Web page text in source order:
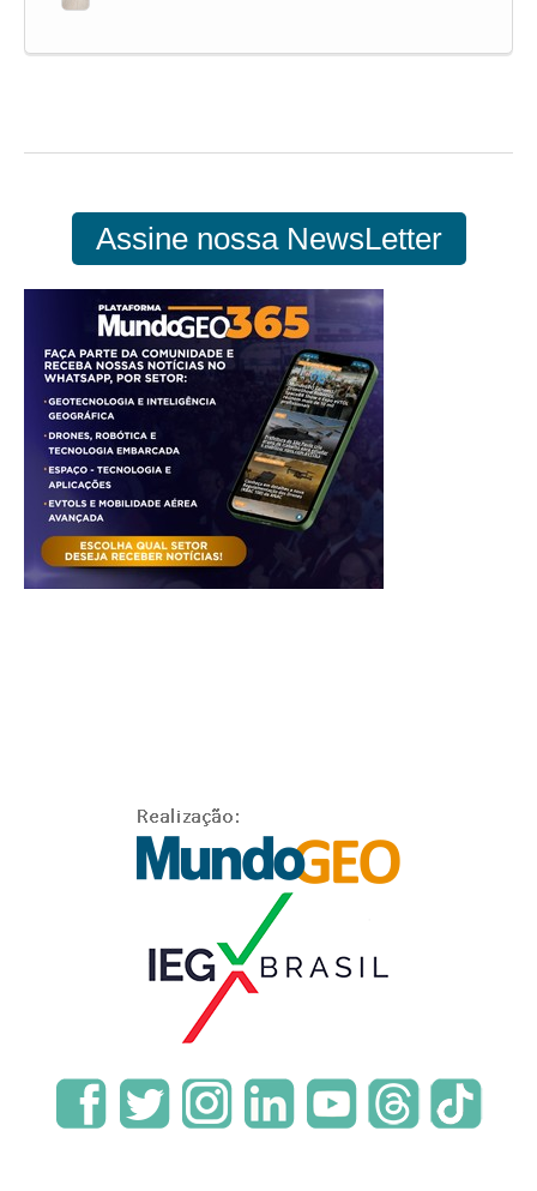
Assine nossa NewsLetter